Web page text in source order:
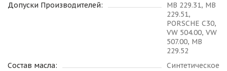
Допуски Производителей:
MB 229.31, MB
229.51,
PORSCHE C30,
VW 504.00, VW
507.00, MB
229.52
Состав масла:
Синтетическое